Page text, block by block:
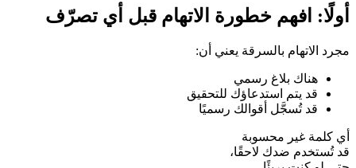
أولًا: افهم خطورة الاتهام قبل أي تصرّف
مجرد الاتهام بالسرقة يعني أن:
هناك بلاغ رسمي
قد يتم استدعاؤك للتحقيق
قد تُسجَّل أقوالك رسميًا
أي كلمة غير محسوبة
قد تُستخدم ضدك لاحقًا،